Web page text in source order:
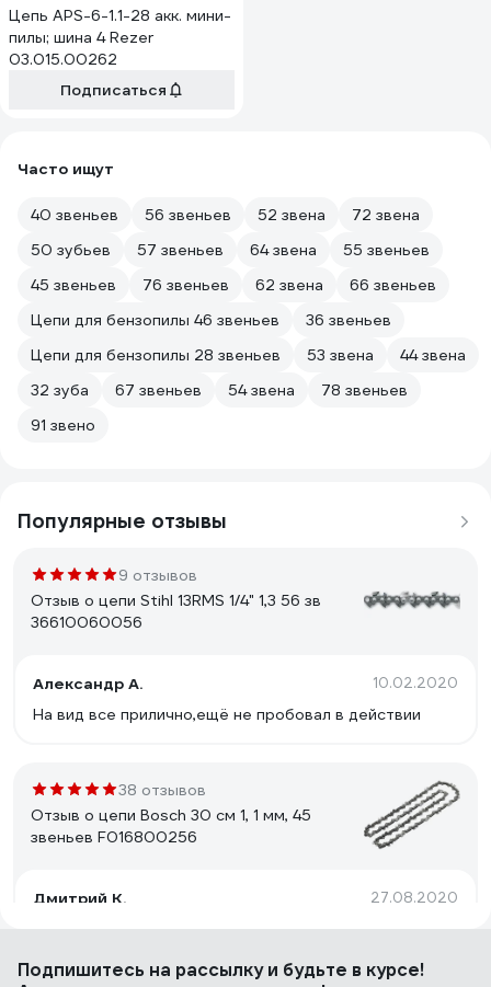
Цепь APS-6-1.1-28 акк. мини-
пилы; шина 4 Rezer
03.015.00262
Подписаться
Часто ищут
40 звеньев 56 звеньев 52 звена
72 звена
50 зубьев
57 звеньев 64 звена
55 звеньев
45 звеньев
76 звеньев 62 звена
66 звеньев
Цепи для бензопилы 46 звеньев
36 звеньев
Цепи для бензопилы 28 звеньев
53 звена
44 звена
32 зуба
67 звеньев 54 звена
78 звеньев
91 звено
Популярные отзывы
9 отзывов
Отзыв о цепи Stihl 13RMS 1/4" 1,3 56 зв
36610060056
Александр А. 10.02.2020
На вид все прилично,ещё не пробовал в действии
38 отзывов
Отзыв о цепи Bosch 30 см 1, 1 мм, 45
звеньев F016800256
Дмитрий К. 27.08.2020
72 отзыва
Подпишитесь на рассылкуи будьте в курсе!